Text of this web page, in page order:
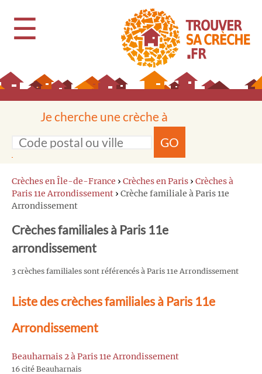
☰
Je cherche une crèche à
GO
Crèches en Île-de-France › Crèches en Paris › Crèches à
Paris 11e Arrondissement › Crèche familiale à Paris 11e
Arrondissement
Crèches familiales à Paris 11e
arrondissement
3 crèches familiales sont référencés à Paris 11e Arrondissement
Liste des crèches familiales à Paris 11e
Arrondissement
Beauharnais 2 à Paris 11e Arrondissement
16 cité Beauharnais